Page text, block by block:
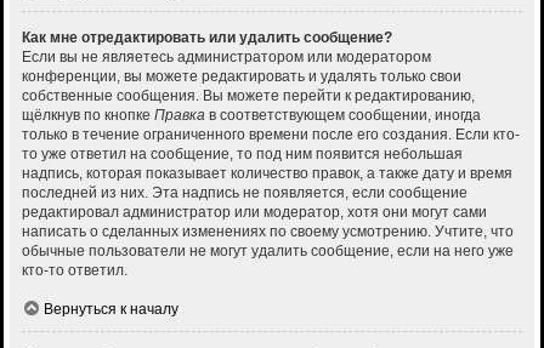
Как мне отредактировать или удалить сообщение?
Если вы не являетесь администратором или модератором
конференции, вы можете редактировать и удалять только свои
собственные сообщения. Вы можете перейти к редактированию,
щёлкнув по кнопке Правка в соответствующем сообщении, иногда
только в течение ограниченного времени после его создания. Если кто-
то уже ответил на сообщение, то под ним появится небольшая
надпись, которая показывает количество правок, а также дату и время
последней из них. Эта надпись не появляется, если сообщение
редактировал администратор или модератор, хотя они могут сами
написать о сделанных изменениях по своему усмотрению. Учтите, что
обычные пользователи не могут удалить сообщение, если на него уже
кто-то ответил.
Вернуться к началу